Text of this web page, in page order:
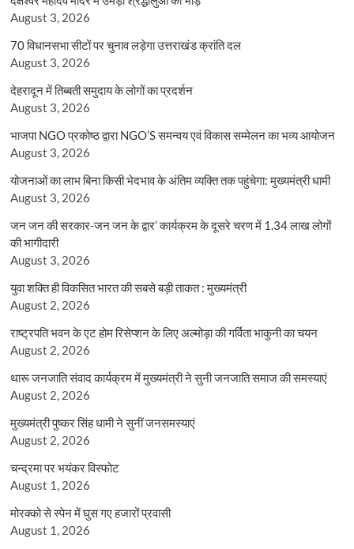
August 3, 2026
70 विधानसभा सीटों पर चुनाव लड़ेगा उत्तराखंड क्रांति दल
August 3, 2026
देहरादून में तिब्बती समुदाय के लोगों का प्रदर्शन
August 3, 2026
भाजपा NGO प्रकोष्ठ द्वारा NGO’S समन्वय एवं विकास सम्मेलन का भव्य आयोजन
August 3, 2026
योजनाओं का लाभ बिना किसी भेदभाव के अंतिम व्यक्ति तक पहुंचेगा: मुख्यमंत्री धामी
August 3, 2026
जन जन की सरकार-जन जन के द्वार’ कार्यक्रम के दूसरे चरण में 1.34 लाख लोगों
की भागीदारी
August 3, 2026
युवा शक्ति ही विकसित भारत की सबसे बड़ी ताकत : मुख्यमंत्री
August 2, 2026
राष्ट्रपति भवन के एट होम रिसेप्शन के लिए अल्मोड़ा की गर्विता भाकुनी का चयन
August 2, 2026
थारू जनजाति संवाद कार्यक्रम में मुख्यमंत्री ने सुनी जनजाति समाज की समस्याएं
August 2, 2026
मुख्यमंत्री पुष्कर सिंह धामी ने सुनीं जनसमस्याएं
August 2, 2026
चन्द्रमा पर भयंकर विस्फोट
August 1, 2026
मोरक्को से स्पेन में घुस गए हजारों प्रवासी
August 1, 2026